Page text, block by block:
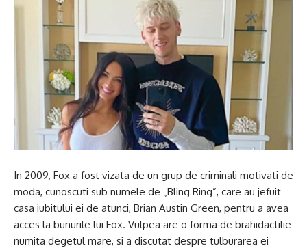
In 2009, Fox a fost vizata de un grup de criminali motivati de
moda, cunoscuti sub numele de „Bling Ring”, care au jefuit
casa iubitului ei de atunci, Brian Austin Green, pentru a avea
acces la bunurile lui Fox. Vulpea are o forma de brahidactilie
numita degetul mare, si a discutat despre tulburarea ei